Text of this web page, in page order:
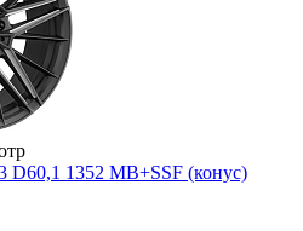
D60,1 1352 MB+SSF (конус)